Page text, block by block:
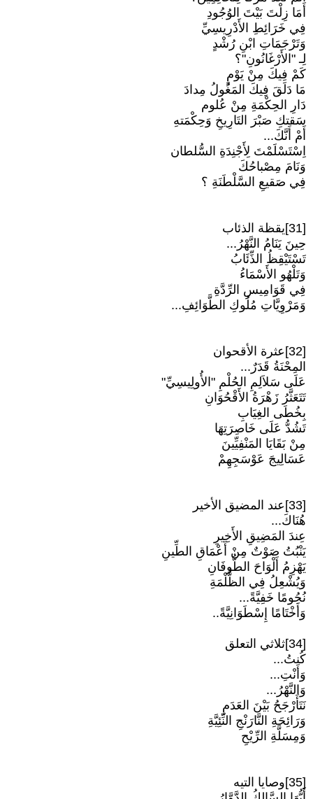
أَمَا زِلْتَ بَيْتَ الوُجُودِ
فِي خَرَائِطِ الأَدْرِيسِيِّ
وَتَرْجَمَاتِ ابْنِ رُشْدٍ
لِـ "الأَرْغَانُونِ"؟
كَمْ فِيكَ مِنْ يَوْمٍ
مَا دَلَقَ فِيكَ المَغُولُ مِدادَ
دَارِ الحِكْمَةِ مِنْ عُلوم
سَقتكِ صَبْرَ التَارِيخِ وَحِكْمَتهِ
أَمْ أَنَّكَ...
اِسْتَسْلَمْتَ لِأَجْنِدَةِ السُّلطان
وَنَامَ مِصْباحُكَ
فِي صَقيعِ السَّلْطَنَةِ ؟
[31]يقظة الذئاب
حِينَ يَنَامُ النَّهْرُ...
تَسْتَيْقِظُ الذِّئَابُ
وَتَلْهُو الأَسْمَاءُ
فِي قَوَامِيسِ الرِّدَّةِ
وَمَرْوِيَّاتِ مُلُوكِ الطَّوَائِفِ...
[32]عثرة الأقحوان
المِحْنَةُ قَدَرٌ...
عَلَى سَلاَلِمِ الحُلْمِ "الأُولِيسِيِّ"
تَتَعَثَّرُ زَهْرَةُ الأَقْحُوَانِ
بِخُطَى الغِيَابِ
تَشُدُّ عَلَى خَاصِرَتِهَا
مِنْ بَقَايَا المَنْفِيِّينَ
عَسَالِيجَ عَوْسَجِهِمْ
[33]عند المضيق الأخير
هُنَاكَ...
عِندَ المَضِيقِ الأَخِيرِ
يَنْبُتُ صَوْتٌ مِنْ أَعْمَاقِ الطِّينِ
يَهْزِمُ أَلْوَاحَ الطُّوفَانِ
وَيُشْعِلُ فِي الظُّلْمَةِ
نُجُومًا خَفِيَّةً...
وَأَخْتَامًا إِسْطَوَانِيَّةً..
[34]ثلاثي التعلق
كُنتُ...
وَأَنْتِ...
وَالنَّهْرُ...
نَتَأَرْجَحُ بَيْنَ العَدَمِ
وَرَائِحَةِ النَّارَنْجِ النِّئِيَّةِ
وَمِسَلَّةِ الرِّيْحِ
[35]وصايا التيه